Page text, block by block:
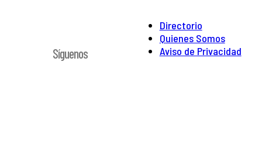
Directorio
Quienes Somos
Aviso de Privacidad
Síguenos